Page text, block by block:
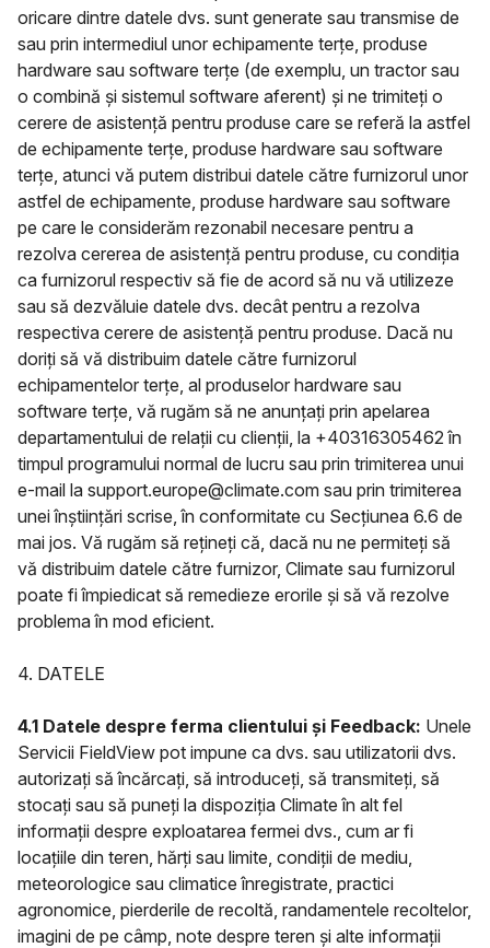
oricare dintre datele dvs. sunt generate sau transmise de
sau prin intermediul unor echipamente terțe, produse
hardware sau software terțe (de exemplu, un tractor sau
o combină și sistemul software aferent) și ne trimiteți o
cerere de asistență pentru produse care se referă la astfel
de echipamente terțe, produse hardware sau software
terțe, atunci vă putem distribui datele către furnizorul unor
astfel de echipamente, produse hardware sau software
pe care le considerăm rezonabil necesare pentru a
rezolva cererea de asistență pentru produse, cu condiția
ca furnizorul respectiv să fie de acord să nu vă utilizeze
sau să dezvăluie datele dvs. decât pentru a rezolva
respectiva cerere de asistență pentru produse. Dacă nu
doriți să vă distribuim datele către furnizorul
echipamentelor terțe, al produselor hardware sau
software terțe, vă rugăm să ne anunțați prin apelarea
departamentului de relații cu clienții, la +40316305462 în
timpul programului normal de lucru sau prin trimiterea unui
e-mail la support.europe@climate.com sau prin trimiterea
unei înștiințări scrise, în conformitate cu Secțiunea 6.6 de
mai jos. Vă rugăm să rețineți că, dacă nu ne permiteți să
vă distribuim datele către furnizor, Climate sau furnizorul
poate fi împiedicat să remedieze erorile și să vă rezolve
problema în mod eficient.
4. DATELE
4.1 Datele despre ferma clientului și Feedback: Unele
Servicii FieldView pot impune ca dvs. sau utilizatorii dvs.
autorizați să încărcați, să introduceți, să transmiteți, să
stocați sau să puneți la dispoziția Climate în alt fel
informații despre exploatarea fermei dvs., cum ar fi
locațiile din teren, hărți sau limite, condiții de mediu,
meteorologice sau climatice înregistrate, practici
agronomice, pierderile de recoltă, randamentele recoltelor,
imagini de pe câmp, note despre teren și alte informații